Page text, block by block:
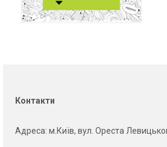
Контакти
Адреса: м.Київ, вул. Ореста